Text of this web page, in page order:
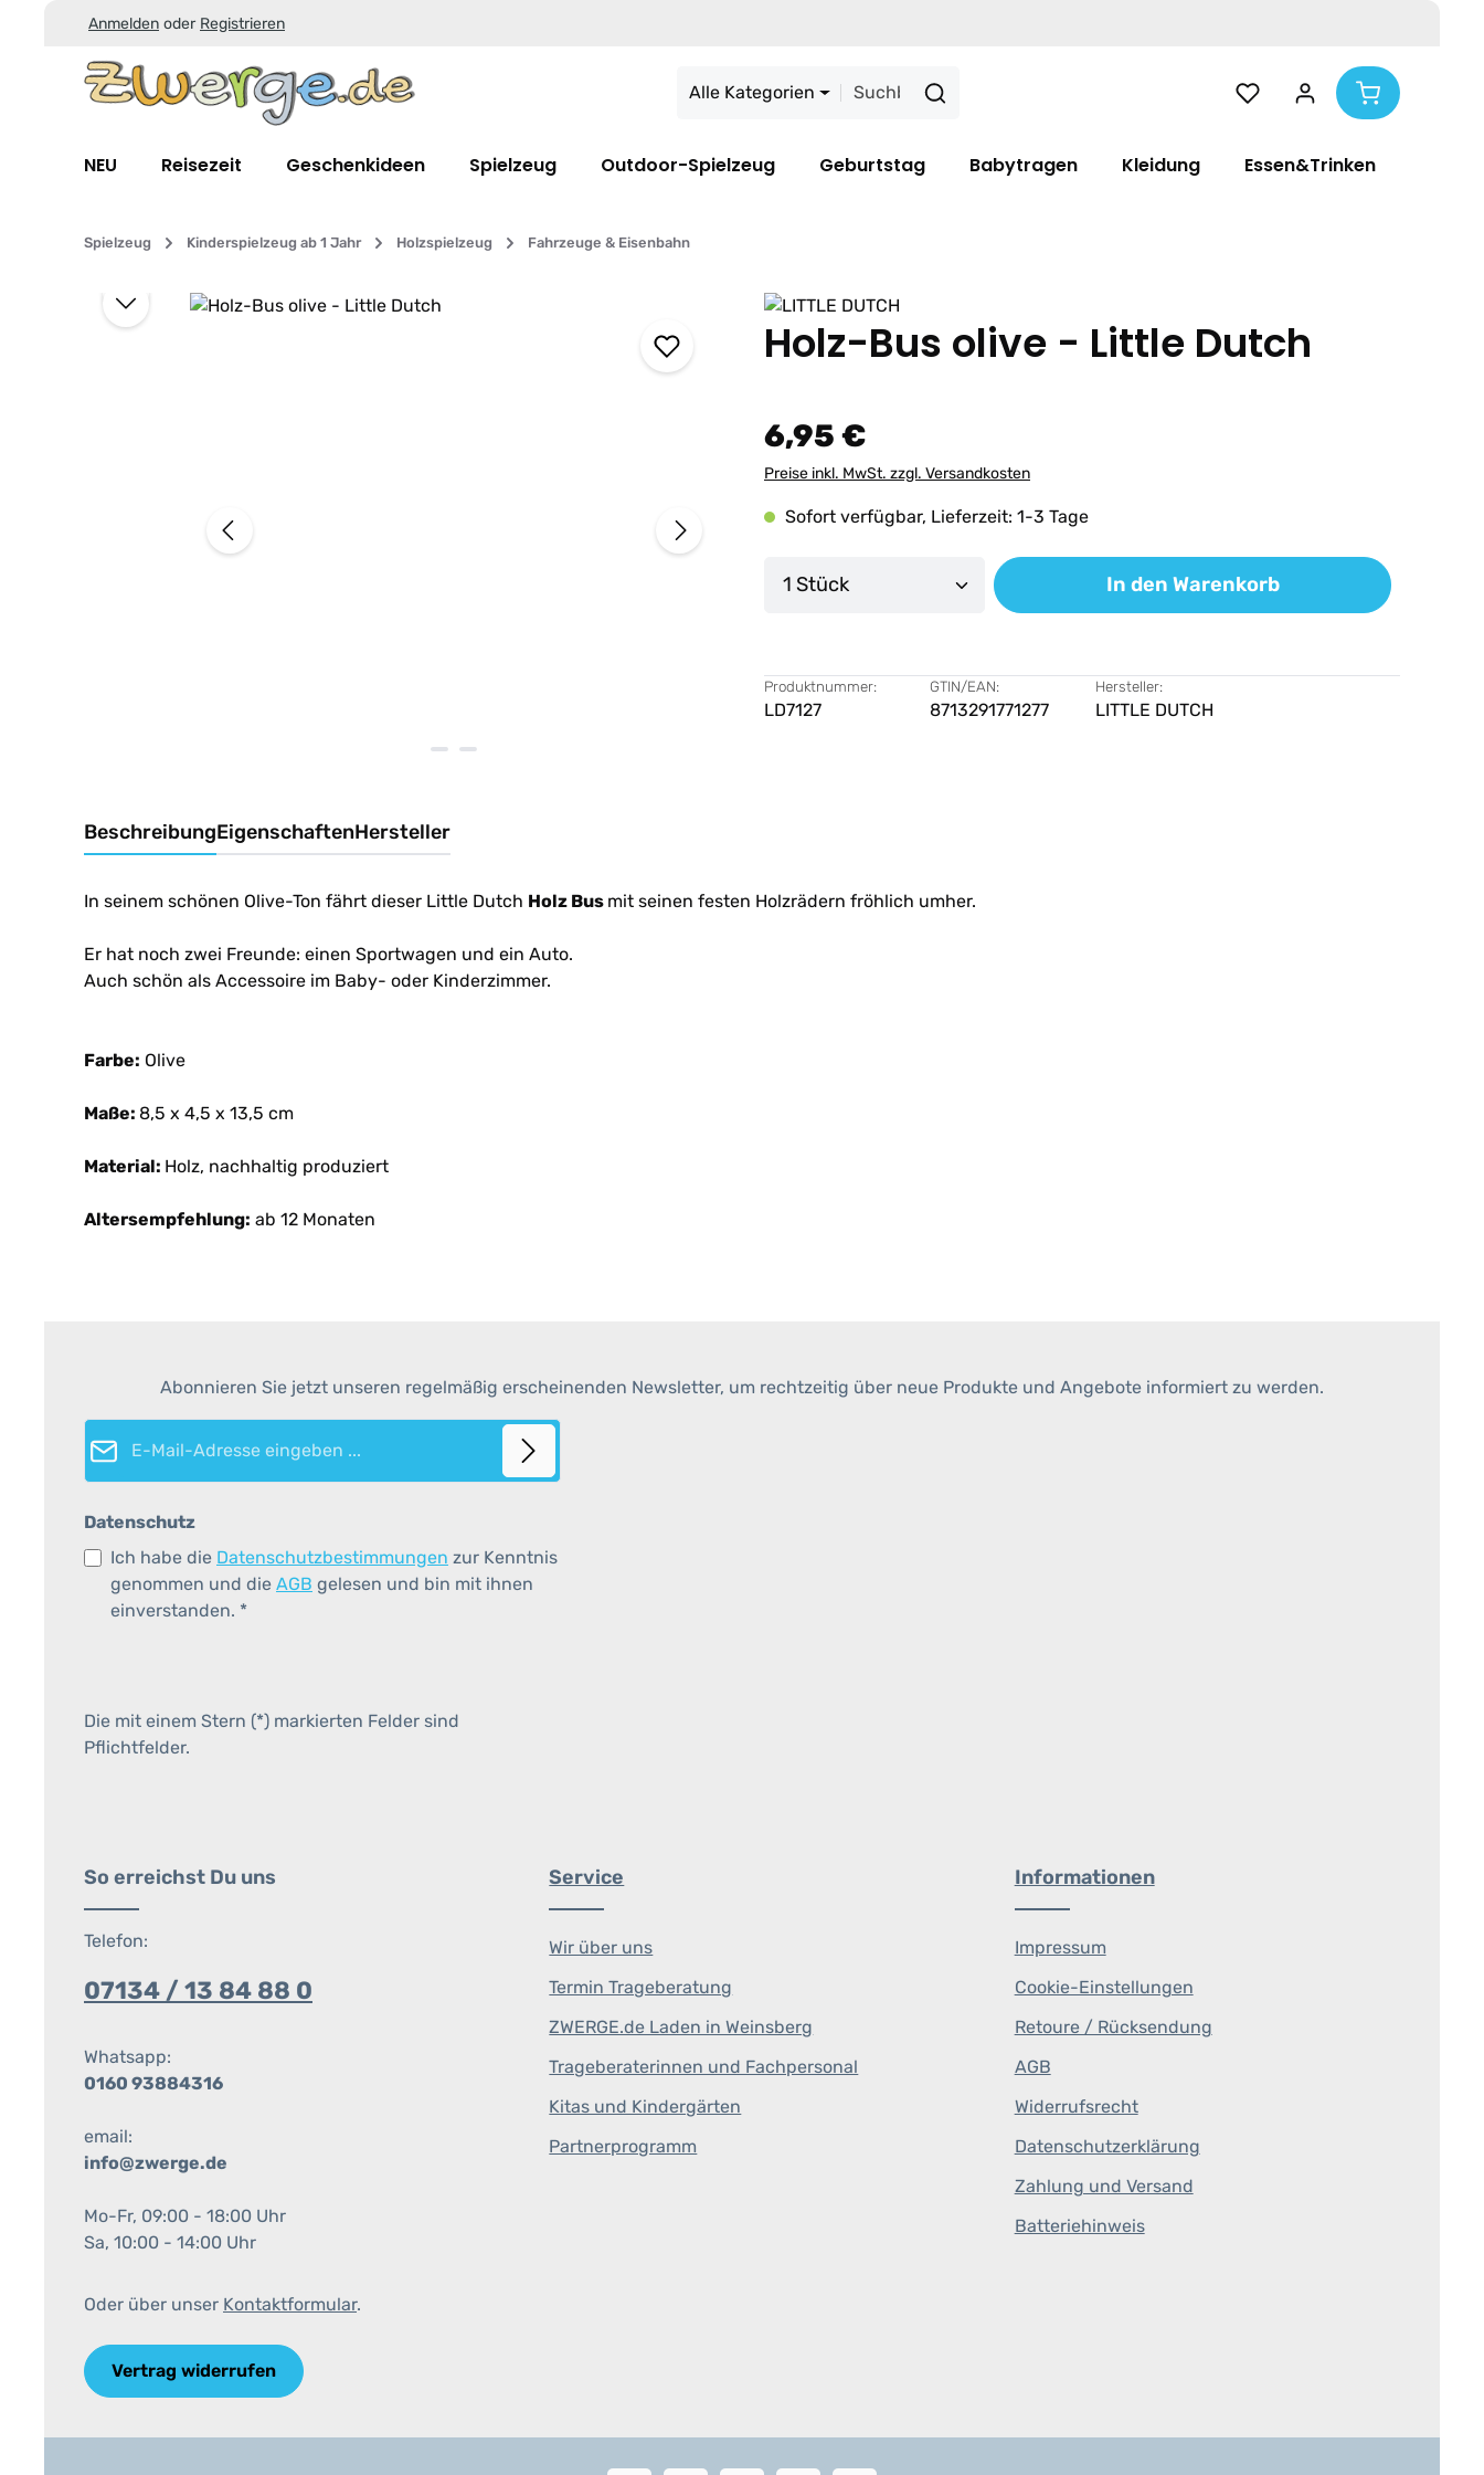
Zum Hauptinhalt springen
Zur Suche springen
Zur Hauptnavigation springen
Anmelden oder Registrieren
Alle Kategorien
NEU Reisezeit Geschenkideen Spielzeug Outdoor-Spielzeug Geburtstag Babytragen Kleidung Essen&Trinken
Spielzeug Kinderspielzeug ab 1 Jahr Holzspielzeug Fahrzeuge & Eisenbahn
Bildergalerie überspringen
Holz-Bus olive - Little Dutch
6,95 €
Preise inkl. MwSt. zzgl. Versandkosten
Sofort verfügbar, Lieferzeit: 1-3 Tage
Produkt Anzahl: Gib den gewünschten Wert ein oder
In den Warenkorb
Produktnummer:
LD7127
GTIN/EAN:
8713291771277
Hersteller:
LITTLE DUTCH
BeschreibungEigenschaftenHersteller
In seinem schönen Olive-Ton fährt dieser Little Dutch Holz Bus mit seinen festen Holzrädern fröhlich umher.
Er hat noch zwei Freunde: einen Sportwagen und ein Auto.
Auch schön als Accessoire im Baby- oder Kinderzimmer.
Farbe: Olive
Maße: 8,5 x 4,5 x 13,5 cm
Material: Holz, nachhaltig produziert
Altersempfehlung: ab 12 Monaten
Abonnieren Sie jetzt unseren regelmäßig erscheinenden Newsletter, um rechtzeitig über neue Produkte und Angebote informiert zu werden.
E-Mail-Adresse*
Datenschutz
Ich habe die Datenschutzbestimmungen zur Kenntnis
genommen und die AGB gelesen und bin mit ihnen
einverstanden. *
Die mit einem Stern (*) markierten Felder sind
Pflichtfelder.
So erreichst Du uns
Telefon:
07134 / 13 84 88 0
Whatsapp:
0160 93884316
email:
info@zwerge.de
Mo-Fr, 09:00 - 18:00 Uhr
Sa, 10:00 - 14:00 Uhr
Oder über unser Kontaktformular.
Vertrag widerrufen
Service
Wir über uns
Termin Trageberatung
ZWERGE.de Laden in Weinsberg
Trageberaterinnen und Fachpersonal
Kitas und Kindergärten
Partnerprogramm
Informationen
Impressum
Cookie-Einstellungen
Retoure / Rücksendung
AGB
Widerrufsrecht
Datenschutzerklärung
Zahlung und Versand
Batteriehinweis